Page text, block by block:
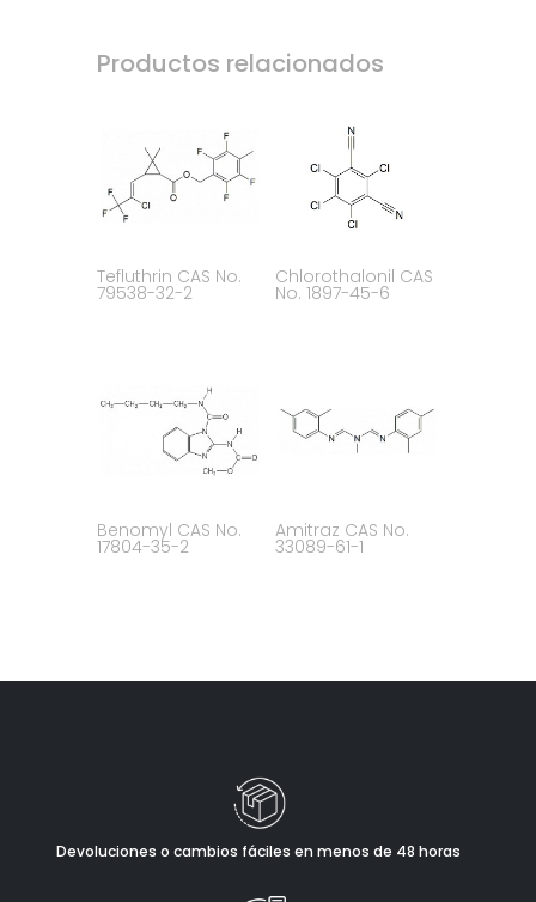
Productos relacionados
Tefluthrin CAS No.
79538-32-2
Chlorothalonil CAS
No. 1897-45-6
Benomyl CAS No.
17804-35-2
Amitraz CAS No.
33089-61-1
Devoluciones o cambios fáciles en menos de 48 horas